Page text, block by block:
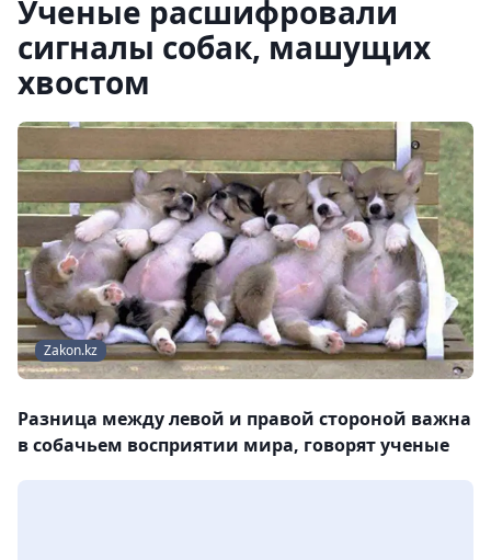
Ученые расшифровали
сигналы собак, машущих
хвостом
Zakon.kz
Разница между левой и правой стороной важна
в собачьем восприятии мира, говорят ученые